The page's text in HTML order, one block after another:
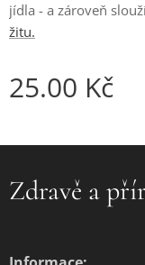
jídla - a zároveň
žitu.
25.00 Kč
Zdravě a